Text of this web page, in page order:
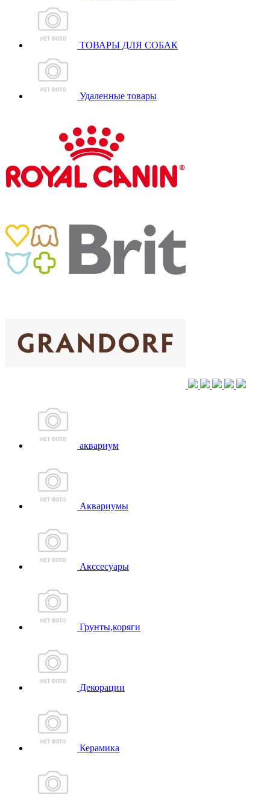
ТОВАРЫ ДЛЯ СОБАК
Удаленные товары
аквариум
Аквариумы
Акссесуары
Грунты,коряги
Декорации
Керамика